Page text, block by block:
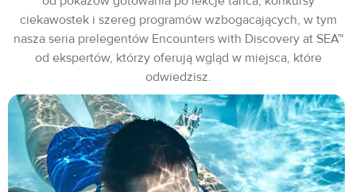
ciekawostek i szereg programów wzbogacających, w tym
nasza seria prelegentów Encounters with Discovery at SEA™
od ekspertów, którzy oferują wgląd w miejsca, które
odwiedzisz.